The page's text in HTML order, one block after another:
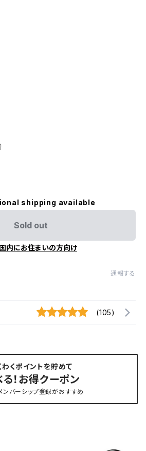
shipping available
Sold out
内にお住まいの方向け
通報する
(105)
わくポイントを貯めて
！お得クーポン
ンバーシップ登録がおすすめ